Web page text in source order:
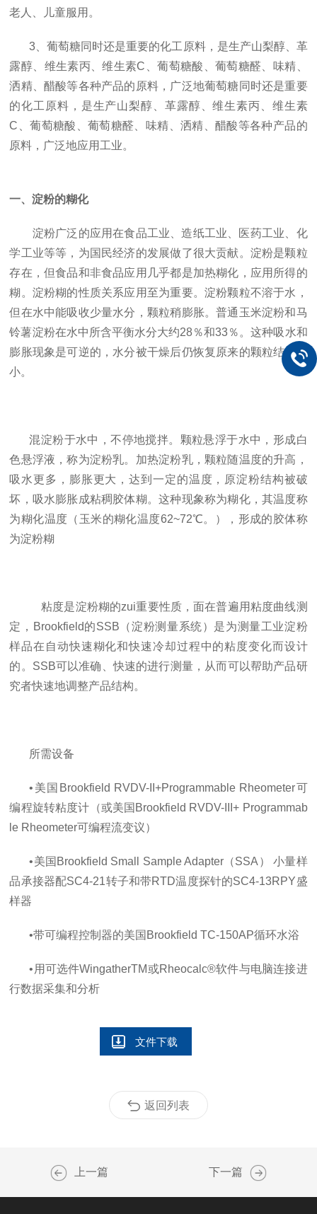
老人、儿童服用。
3 、葡萄糖同时还是重要的化工原料，是生产山梨醇、革
露醇、维生素丙、维生素C 、葡萄糖酸、葡萄糖醛、味精、
洒精、醋酸等各种产品的原料，广泛地葡萄糖同时还是重要
的化工原料，是生产山梨醇、革露醇、维生素丙、维生素
C 、葡萄糖酸、葡萄糖醛、味精、洒精、醋酸等各种产品的
原料，广泛地应用工业。
一、淀粉的糊化
淀粉广泛的应用在食品工业、造纸工业、医药工业、化
学工业等等，为国民经济的发展做了很大贡献。淀粉是颗粒
存在，但食品和非食品应用几乎都是加热糊化，应用所得的
糊。淀粉糊的性质关系应用至为重要。淀粉颗粒不溶于水，
但在水中能吸收少量水分，颗粒稍膨胀。普通玉米淀粉和马
铃薯淀粉在水中所含平衡水分大约28％和33％。这种吸水和
膨胀现象是可逆的，水分被干燥后仍恢复原来的颗粒结构大
小。
混淀粉于水中，不停地搅拌。颗粒悬浮于水中，形成白
色悬浮液，称为淀粉乳。加热淀粉乳，颗粒随温度的升高，
吸水更多，膨胀更大，达到一定的温度，原淀粉结构被破
坏，吸水膨胀成粘稠胶体糊。这种现象称为糊化，其温度称
为糊化温度（玉米的糊化温度62~72℃。），形成的胶体称
为淀粉糊
粘度是淀粉糊的zui重要性质，面在普遍用粘度曲线测
定， Brookfield的SSB （淀粉测量系统）是为测量工业淀粉
样品在自动快速糊化和快速冷却过程中的粘度变化而设计
的。 SSB可以准确、快速的进行测量，从而可以帮助产品研
究者快速地调整产品结构。
所需设备
•美国 Brookfield RVDV-II+Programmable Rheometer可
编程旋转粘度计 （或美国 Brookfield RVDV-III+ Programmab
le Rheometer可编程流变议）
•美国 Brookfield Small Sample Adapter（SSA）小量样
品承接器配SC4-21转子和带RTD温度探针的SC4-13RPY盛
样器
•带可编程控制器的美国 Brookfield TC-150AP循环水浴
•用可选件WingatherTM或Rheocalc®软件与电脑连接进
行数据采集和分析
文件下载
返回列表
上一篇 下一篇